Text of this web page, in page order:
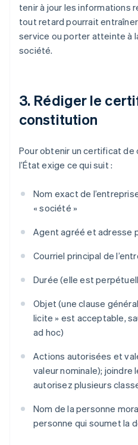
tenir à jour les informations
tout retard pourrait
service ou porter atteinte à
société.
3. Rédiger le
constitution
Pour obtenir un certificat de
l’État exige ce qui suit :
Nom exact de
« société »
Agent agréé et adresse
Courriel principal de
Durée (elle est
Objet (une clause
licite » est acceptable,
ad hoc)
Actions autorisées et
valeur nominale); joindre
autorisez plusieurs
Nom de la personne
personne qui soumet la